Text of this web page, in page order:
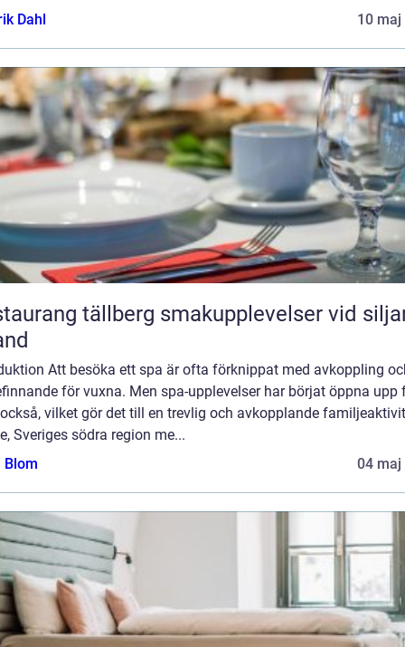
Dahl
10 maj
tällberg smakupplevelser vid siljans
Att besöka ett spa är ofta förknippat med avkoppling
för vuxna. Men spa-upplevelser har börjat öppna upp
vilket gör det till en trevlig och avkopplande
Sveriges södra region me...
Blom
04 maj